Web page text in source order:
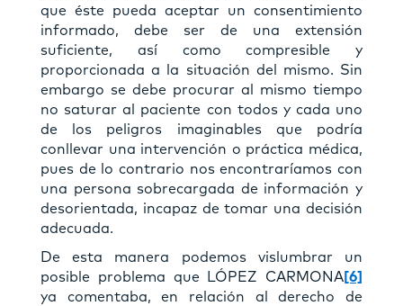
que éste pueda aceptar un consentimiento
informado, debe ser de una extensión
suficiente, así como compresible y
proporcionada a la situación del mismo. Sin
embargo se debe procurar al mismo tiempo
no saturar al paciente con todos y cada uno
de los peligros imaginables que podría
conllevar una intervención o práctica médica,
pues de lo contrario nos encontraríamos con
una persona sobrecargada de información y
desorientada, incapaz de tomar una decisión
adecuada.
De esta manera podemos vislumbrar un
posible problema que LÓPEZ CARMONA[6]
ya comentaba, en relación al derecho de